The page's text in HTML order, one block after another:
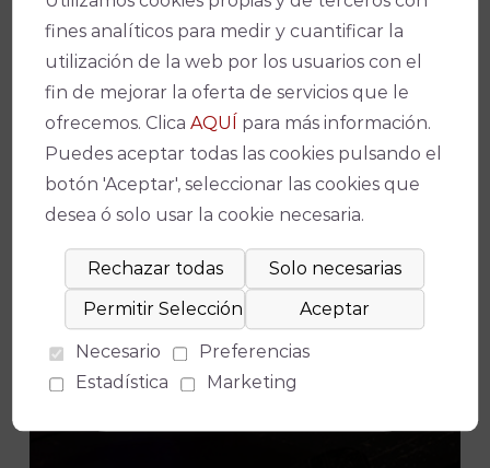
para los fines indicados en la política
de privacidadPOLÍTICA DE
PRIVACIDAD.
Consiento el uso de mis datos
personales para recibir publicidad de
su entidad.
fines analíticos para medir y cuantificar la
utilización de la web por los usuarios con el
fin de mejorar la oferta de servicios que le
ofrecemos. ClicaAQUÍ
para más información.
Puedes aceptar todas las cookies pulsando el
botón 'Aceptar', seleccionar las cookies que
desea ó solo usar la cookie necesaria.
Necesario
Preferencias
Estadística
Marketing